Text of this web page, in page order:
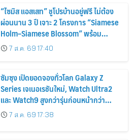
“ไซมิส แอสเสท” ชูโปรบ้านอยู่ฟรี ไม่ต้อง
ผ่อนนาน 3 ปี เจาะ 2 โครงการ “Siamese
Holm–Siamese Blossom” พร้อม
ส่วนลดและสิทธิพิเศษถึง 31 สิงหาคม
2569
7 ส.ค. 69 17:40
ซัมซุง เปิดยอดจองทั่วโลก Galaxy Z
Series เจเนอเรชันใหม่, Watch Ultra2
และ Watch9 สูงกว่ารุ่นก่อนหน้ากว่า
30%7 ส.ค. 69 17:38